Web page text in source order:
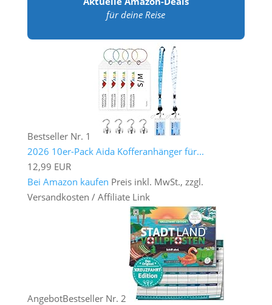
für deine Reise
Bestseller Nr. 1
2026 10er-Pack Aida Kofferanhänger für...
12,99 EUR
Bei Amazon kaufen Preis inkl. MwSt., zzgl.
Versandkosten / Affiliate Link
AngebotBestseller Nr. 2